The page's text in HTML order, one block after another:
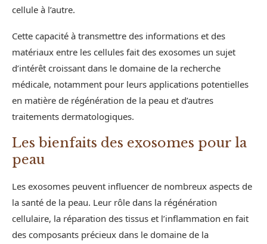
cellule à l’autre.
Cette capacité à transmettre des informations et des
matériaux entre les cellules fait des exosomes un sujet
d’intérêt croissant dans le domaine de la recherche
médicale, notamment pour leurs applications potentielles
en matière de régénération de la peau et d’autres
traitements dermatologiques.
Les bienfaits des exosomes pour la
peau
Les exosomes peuvent influencer de nombreux aspects de
la santé de la peau. Leur rôle dans la régénération
cellulaire, la réparation des tissus et l’inflammation en fait
des composants précieux dans le domaine de la